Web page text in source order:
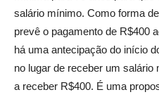
salário mínimo. Como forma
prevê o pagamento de R$400
há uma antecipação do início
no lugar de receber um salário
a receber R$400. É uma